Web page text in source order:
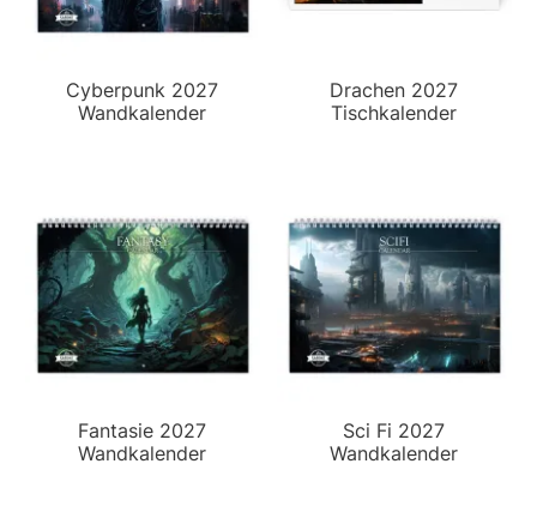
Cyberpunk 2027
Wandkalender
Drachen 2027
Tischkalender
Fantasie 2027
Wandkalender
Sci Fi 2027
Wandkalender